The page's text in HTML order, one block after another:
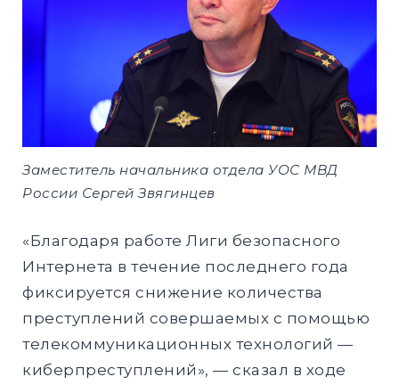
Заместитель начальника отдела УОС МВД
России Сергей Звягинцев
«Благодаря работе Лиги безопасного
Интернета в течение последнего года
фиксируется снижение количества
преступлений совершаемых с помощью
телекоммуникационных технологий —
киберпреступлений», — сказал в ходе